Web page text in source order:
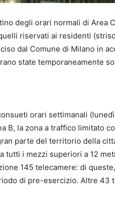
degli orari normali di Area
riservati ai residenti
dal Comune di Milano in
state temporaneamente
orari settimanali
B, la zona a traffico limitato
parte del territorio della
tutti i mezzi superiori a 12
145 telecamere: di
di pre-esercizio. Altre